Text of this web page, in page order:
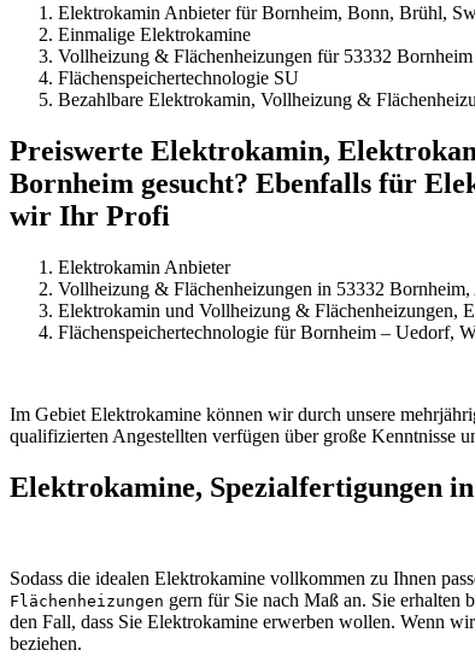
Elektrokamin Anbieter für Bornheim, Bonn, Brühl,
Einmalige Elektrokamine
Vollheizung & Flächenheizungen für 53332
Flächenspeichertechnologie SU
Bezahlbare Elektrokamin, Vollheizung &
Preiswerte Elektrokamin,
Bornheim gesucht? Ebenfalls für
wir Ihr Profi
Elektrokamin Anbieter
Vollheizung & Flächenheizungen in 53332
Elektrokamin und Vollheizung & Flächenheizungen,
Flächenspeichertechnologie für Bornheim – Uedorf,
Im Gebiet Elektrokamine können wir durch unsere
qualifizierten Angestellten verfügen über große Kenntnisse
Elektrokamine, Spezialfertigungen
Sodass die idealen Elektrokamine vollkommen zu Ihnen
Flächenheizungen gern für Sie nach Maß an. Sie erhalten
den Fall, dass Sie Elektrokamine erwerben wollen. Wenn
beziehen.